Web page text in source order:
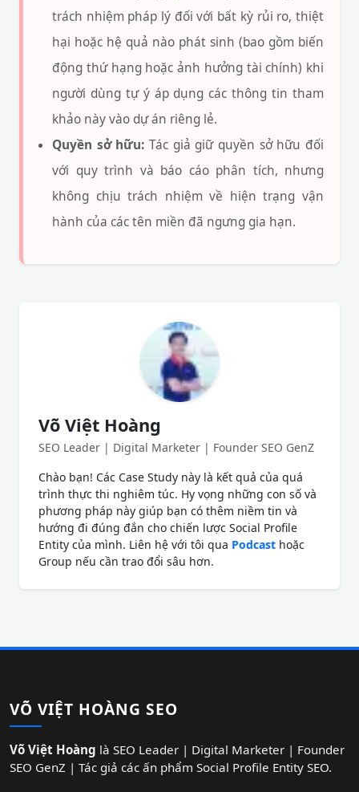
trách nhiệm pháp lý đối với bất kỳ rủi ro, thiệt
hại hoặc hệ quả nào phát sinh (bao gồm biến
động thứ hạng hoặc ảnh hưởng tài chính) khi
người dùng tự ý áp dụng các thông tin tham
khảo này vào dự án riêng lẻ.
Quyền sở hữu: Tác giả giữ quyền sở hữu đối
với quy trình và báo cáo phân tích, nhưng
không chịu trách nhiệm về hiện trạng vận
hành của các tên miền đã ngưng gia hạn.
Võ Việt Hoàng
SEO Leader | Digital Marketer | Founder SEO GenZ
Chào bạn! Các Case Study này là kết quả của quá
trình thực thi nghiêm túc. Hy vọng những con số và
phương pháp này giúp bạn có thêm niềm tin và
hướng đi đúng đắn cho chiến lược Social Profile
Entity của mình. Liên hệ với tôi qua Podcast hoặc
Group nếu cần trao đổi sâu hơn.
VÕ VIỆT HOÀNG SEO
Võ Việt Hoàng là SEO Leader | Digital Marketer | Founder
SEO GenZ | Tác giả các ấn phẩm Social Profile Entity SEO.